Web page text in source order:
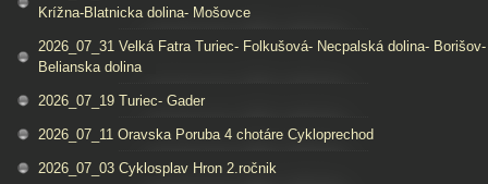
Krížna-Blatnicka dolina- Mošovce
2026_07_31 Velká Fatra Turiec- Folkušová- Necpalská dolina- Borišov-
Belianska dolina
2026_07_19 Turiec- Gader
2026_07_11 Oravska Poruba 4 chotáre Cykloprechod
2026_07_03 Cyklosplav Hron 2.ročnik